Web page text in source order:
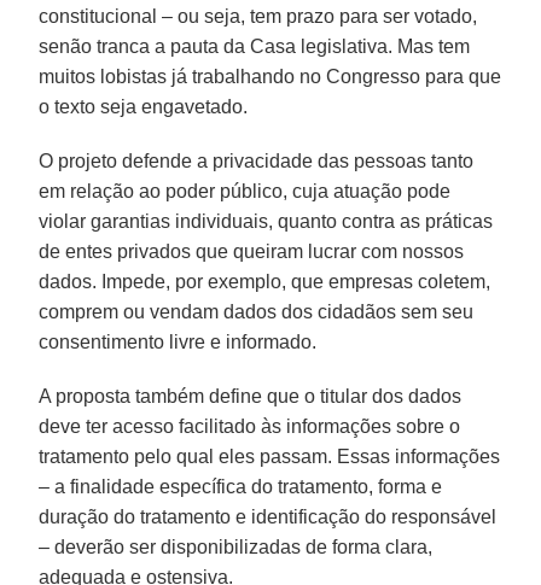
constitucional – ou seja, tem prazo para ser votado,
senão tranca a pauta da Casa legislativa. Mas tem
muitos lobistas já trabalhando no Congresso para que
o texto seja engavetado.
O projeto defende a privacidade das pessoas tanto
em relação ao poder público, cuja atuação pode
violar garantias individuais, quanto contra as práticas
de entes privados que queiram lucrar com nossos
dados. Impede, por exemplo, que empresas coletem,
comprem ou vendam dados dos cidadãos sem seu
consentimento livre e informado.
A proposta também define que o titular dos dados
deve ter acesso facilitado às informações sobre o
tratamento pelo qual eles passam. Essas informações
– a finalidade específica do tratamento, forma e
duração do tratamento e identificação do responsável
– deverão ser disponibilizadas de forma clara,
adequada e ostensiva.